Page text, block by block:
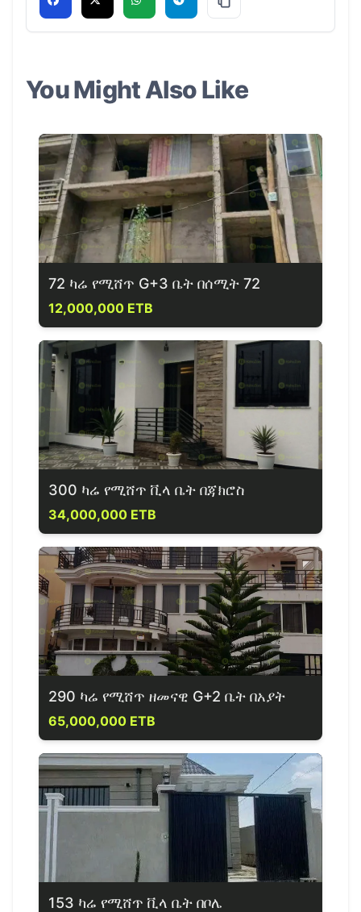
You Might Also Like
72 ካሬ የሚሸጥ G+3 ቤት በሰሚት 72
12,000,000 ETB
300 ካሬ የሚሸጥ ቪላ ቤት በጃክሮስ
34,000,000 ETB
290 ካሬ የሚሸጥ ዘመናዊ G+2 ቤት በአያት
65,000,000 ETB
153 ካሬ የሚሸጥ ቪላ ቤት በቦሌ